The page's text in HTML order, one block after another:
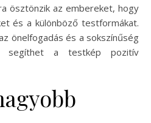
ösztönzik az embereket, hogy
és a különböző testformákat.
önelfogadás és a sokszínűség
segíthet a testkép pozitív